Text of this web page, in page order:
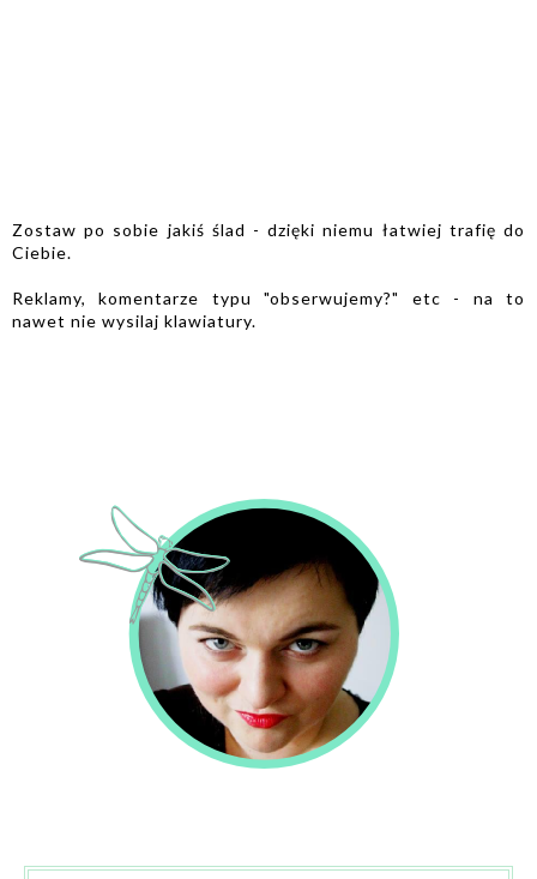
Zostaw po sobie jakiś ślad - dzięki niemu łatwiej trafię do
Ciebie.
Reklamy, komentarze typu "obserwujemy?" etc - na to
nawet nie wysilaj klawiatury.